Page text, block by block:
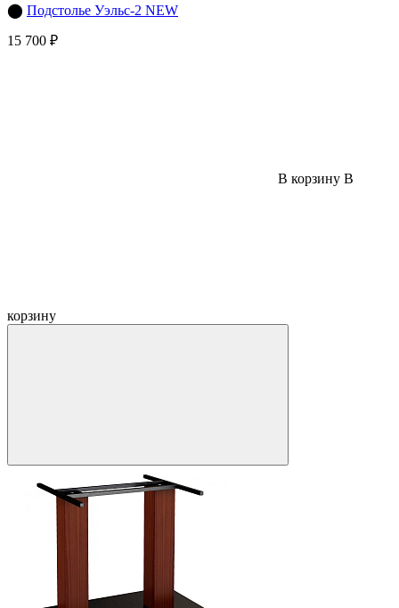
⬤ Подстолье Уэльс-2 NEW
15 700 ₽
В корзину В
корзину